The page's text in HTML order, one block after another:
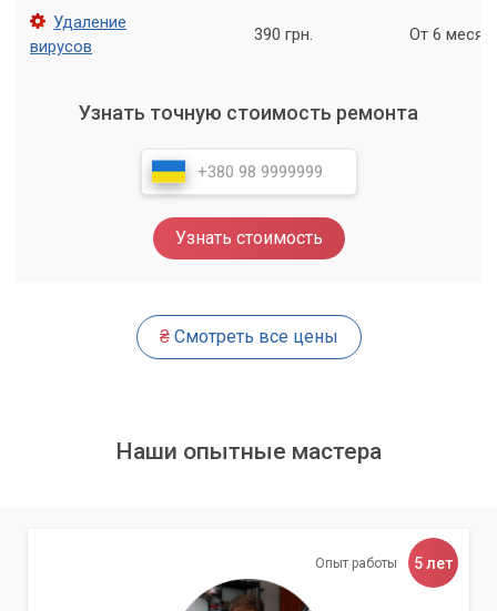
Мастера»
профессионализм. Наши мастера оснащены современным
расходные материалы, такие как высокоэффективная
Мы работаем аккуратно и ответственно, гарантируя, что
все процедуры будут выполнены на высшем уровне. Мы
долговечность вашего ноутбука,
Какие проблемы решает обслуживание?
Удаление
вирусов
390 грн. От 6
Узнать точную стоимость ремонта
Узнать стоимость
₴Смотреть все цены
Наши опытные мастера
Опыт работы 5 лет